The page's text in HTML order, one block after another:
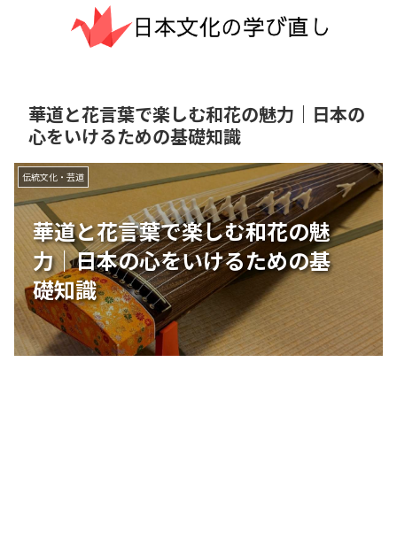
華道と花言葉で楽しむ和花の魅力｜日本の
心をいけるための基礎知識
華道と花言葉で楽しむ和花の魅
力｜日本の心をいけるための基
礎知識
伝統文化・芸道